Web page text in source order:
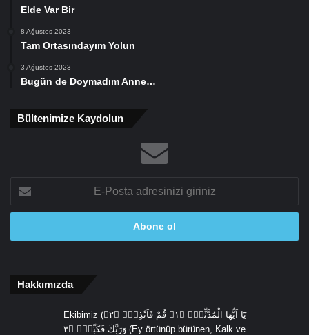
Elde Var Bir
8 Ağustos 2023
Tam Ortasındayım Yolun
3 Ağustos 2023
Bugün de Doymadım Anne…
Bültenimize Kaydolun
Posta
adresinizi
Hakkımızda
Ekibimiz (يَٓا اَيُّهَا الْمُدَّثِّرُۙ ﴿١﴾ قُمْ فَاَنْذِرْۙ ﴿٢﴾
وَرَبَّكَ فَكَبِّرْۙ ﴿٣ (Ey örtünüp bürünen, Kalk ve